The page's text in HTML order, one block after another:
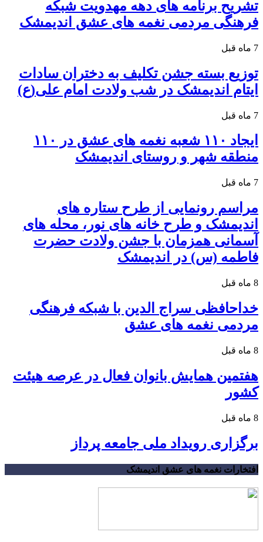
تشریح برنامه های دهه مهدویت شبکه
فرهنگی مردمی نغمه های عشق اندیمشک
7 ماه قبل
توزیع بسته جشن تکلیف به دختران سادات
ایتام اندیمشک در شب ولادت امام علی(ع)
7 ماه قبل
ایجاد ۱۱۰ شعبه نغمه های عشق در ۱۱۰
منطقه شهر و روستای اندیمشک
7 ماه قبل
مراسم رونمایی از طرح ستاره های
اندیمشک و طرح خانه های نور، محله های
آسمانی همزمان با جشن ولادت حضرت
فاطمه (س) در اندیمشک
8 ماه قبل
خداحافظی سراج الدین با شبکه فرهنگی
مردمی نغمه های عشق
8 ماه قبل
هفتمین همایش بانوان فعال در عرصه‌ هیئت
کشور
8 ماه قبل
برگزاری رویداد ملی جامعه پرداز
افتخارات نغمه های عشق اندیمشک